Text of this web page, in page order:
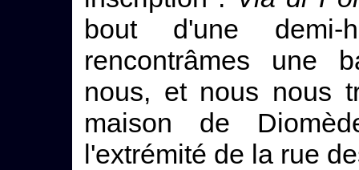
bout d'une
rencontrâmes une
nous, et nous nous
maison de
l'extrémité de la rue